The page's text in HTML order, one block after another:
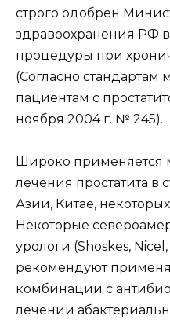
строго одобрен
здравоохранения РФ
процедуры при
(Согласно
пациентам с
ноября 2004 г. № 245).
Широко применяется
лечения простатита в
Азии, Китае,
Некоторые
урологи (Shoskes,
рекомендуют
комбинации с
лечении